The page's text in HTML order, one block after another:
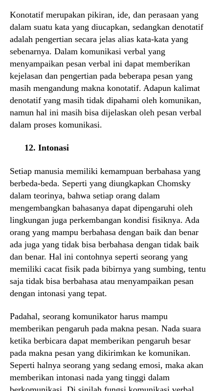
Konotatif merupakan pikiran, ide, dan perasaan yang
dalam suatu kata yang diucapkan, sedangkan denotatif
adalah pengertian secara jelas alias kata-kata yang
sebenarnya. Dalam komunikasi verbal yang
menyampaikan pesan verbal ini dapat memberikan
kejelasan dan pengertian pada beberapa pesan yang
masih mengandung makna konotatif. Adapun kalimat
denotatif yang masih tidak dipahami oleh komunikan,
namun hal ini masih bisa dijelaskan oleh pesan verbal
dalam proses komunikasi.
12. Intonasi
Setiap manusia memiliki kemampuan berbahasa yang
berbeda-beda. Seperti yang diungkapkan Chomsky
dalam teorinya, bahwa setiap orang dalam
mengembangkan bahasanya dapat dipengaruhi oleh
lingkungan juga perkembangan kondisi fisiknya. Ada
orang yang mampu berbahasa dengan baik dan benar
ada juga yang tidak bisa berbahasa dengan tidak baik
dan benar. Hal ini contohnya seperti seorang yang
memiliki cacat fisik pada bibirnya yang sumbing, tentu
saja tidak bisa berbahasa atau menyampaikan pesan
dengan intonasi yang tepat.
Padahal, seorang komunikator harus mampu
memberikan pengaruh pada makna pesan. Nada suara
ketika berbicara dapat memberikan pengaruh besar
pada makna pesan yang dikirimkan ke komunikan.
Seperti halnya seorang yang sedang emosi, maka akan
memberikan intonasi nada yang tinggi dalam